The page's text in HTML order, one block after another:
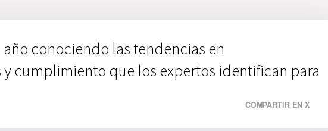
conociendo las tendencias en
y cumplimiento que los expertos identifican para
COMPARTIR EN X